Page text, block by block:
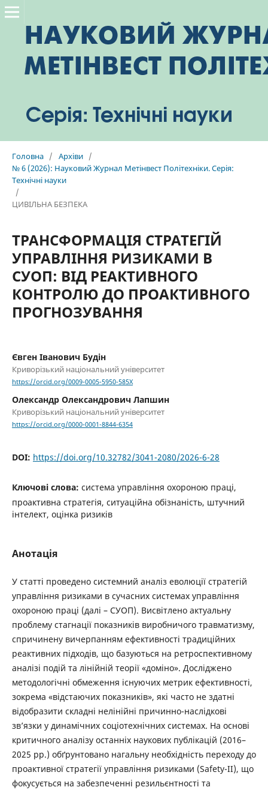
Головна / Архіви /
№ 6 (2026): Науковий Журнал Метінвест Політехніки. Серія:
Технічні науки
/
ЦИВІЛЬНА БЕЗПЕКА
ТРАНСФОРМАЦІЯ СТРАТЕГІЙ
УПРАВЛІННЯ РИЗИКАМИ В
СУОП: ВІД РЕАКТИВНОГО
КОНТРОЛЮ ДО ПРОАКТИВНОГО
ПРОГНОЗУВАННЯ
Євген Іванович Будін
Криворізький національний університет
https://orcid.org/0009-0005-5950-585X
Олександр Олександрович Лапшин
Криворізький національний університет
https://orcid.org/0000-0001-8844-6354
DOI: https://doi.org/10.32782/3041-2080/2026-6-28
Ключові слова: система управління охороною праці,
проактивна стратегія, ситуаційна обізнаність, штучний
інтелект, оцінка ризиків
Анотація
У статті проведено системний аналіз еволюції стратегій
управління ризиками в сучасних системах управління
охороною праці (далі – СУОП). Висвітлено актуальну
проблему стагнації показників виробничого травматизму,
спричинену вичерпанням ефективності традиційних
реактивних підходів, що базуються на ретроспективному
аналізі подій та лінійній теорії «доміно». Досліджено
методологічні обмеження існуючих метрик ефективності,
зокрема «відстаючих показників», які часто не здатні
відобразити складні нелінійні причинно-наслідкові
зв’язки у динамічних соціотехнічних системах. На основі
критичного аналізу останніх наукових публікацій (2016–
2025 рр.) обґрунтовано нагальну необхідність переходу до
проактивної стратегії управління ризиками (Safety-II), що
фокусується на забезпеченні резильєнтності та